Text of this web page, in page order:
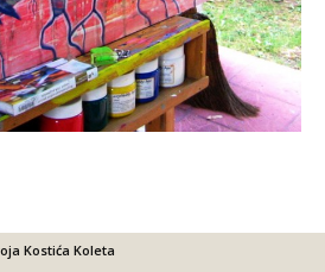
Kostića Koleta